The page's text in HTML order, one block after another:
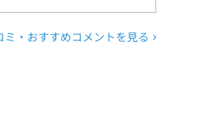
ミ・おすすめコメントを見る